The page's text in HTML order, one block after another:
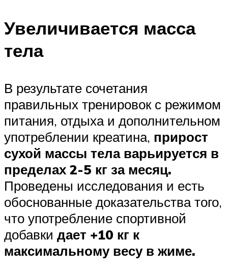
Увеличивается масса
тела
В результате сочетания
правильных тренировок с режимом
питания, отдыха и дополнительном
употреблении креатина, прирост
сухой массы тела варьируется в
пределах 2-5 кг за месяц.
Проведены исследования и есть
обоснованные доказательства того,
что употребление спортивной
добавки дает +10 кг к
максимальному весу в жиме.